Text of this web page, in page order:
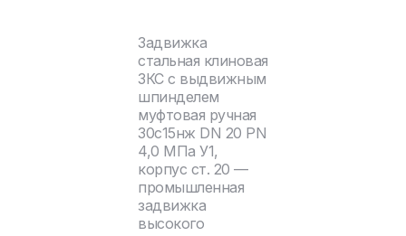
Задвижка
стальная клиновая
ЗКС с выдвижным
шпинделем
муфтовая ручная
30с15нж DN 20 PN
4,0 МПа У1,
корпус ст. 20 —
промышленная
задвижка
высокого